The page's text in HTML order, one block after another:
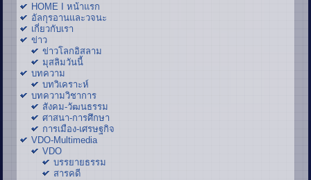
HOME I หน้าแรก
อัลกุรอานและวจนะ
เกี่ยวกับเรา
ข่าว
ข่าวโลกอิสลาม
มุสลิมวันนี้
บทความ
บทวิเคราะห์
บทความวิชาการ
สังคม-วัฒนธรรม
ศาสนา-การศึกษา
การเมือง-เศรษฐกิจ
VDO-Multimedia
VDO
บรรยายธรรม
สารคดี